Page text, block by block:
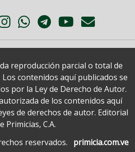
reproducción parcial o total de
contenidos aquí publicados se
por la Ley de Derecho de Autor.
de los contenidos aquí
de derechos de autor. Editorial
Primicias, C.A.
reservados.
primicia.com.ve